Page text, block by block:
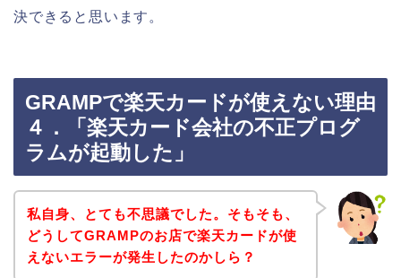
決できると思います。
GRAMPで楽天カードが使えない理由
４．「楽天カード会社の不正プログ
ラムが起動した」
私自身、とても不思議でした。そもそも、
どうしてGRAMPのお店で楽天カードが使
えないエラーが発生したのかしら？